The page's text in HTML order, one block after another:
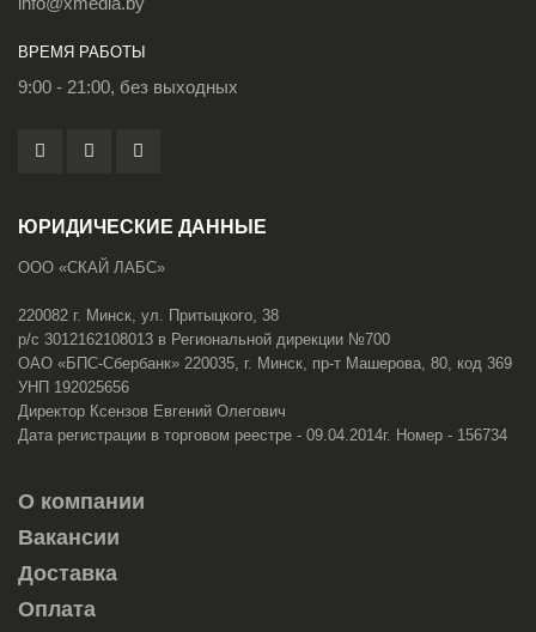
ВРЕМЯ РАБОТЫ
9:00 - 21:00, без выходных
ЮРИДИЧЕСКИЕ ДАННЫЕ
ООО «СКАЙ ЛАБС»
220082 г. Минск, ул. Притыцкого, 38
р/с 3012162108013 в Региональной дирекции №700
ОАО «БПС-Сбербанк» 220035, г. Минск, пр-т Машерова, 80, код 369
УНП 192025656
Директор Ксензов Евгений Олегович
Дата регистрации в торговом реестре - 09.04.2014г. Номер - 156734
О компании
Вакансии
Доставка
Оплата